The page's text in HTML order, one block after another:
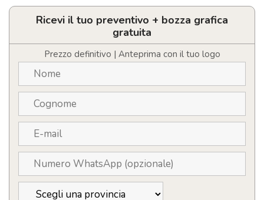
personalizzabile
acciaio
inox
riciclato
quantità
Ricevi il tuo preventivo + bozza grafica
gratuita
Prezzo definitivo | Anteprima con il tuo logo